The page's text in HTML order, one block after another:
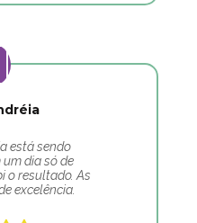
está sendo
dia só de
o resultado. As
excelência.